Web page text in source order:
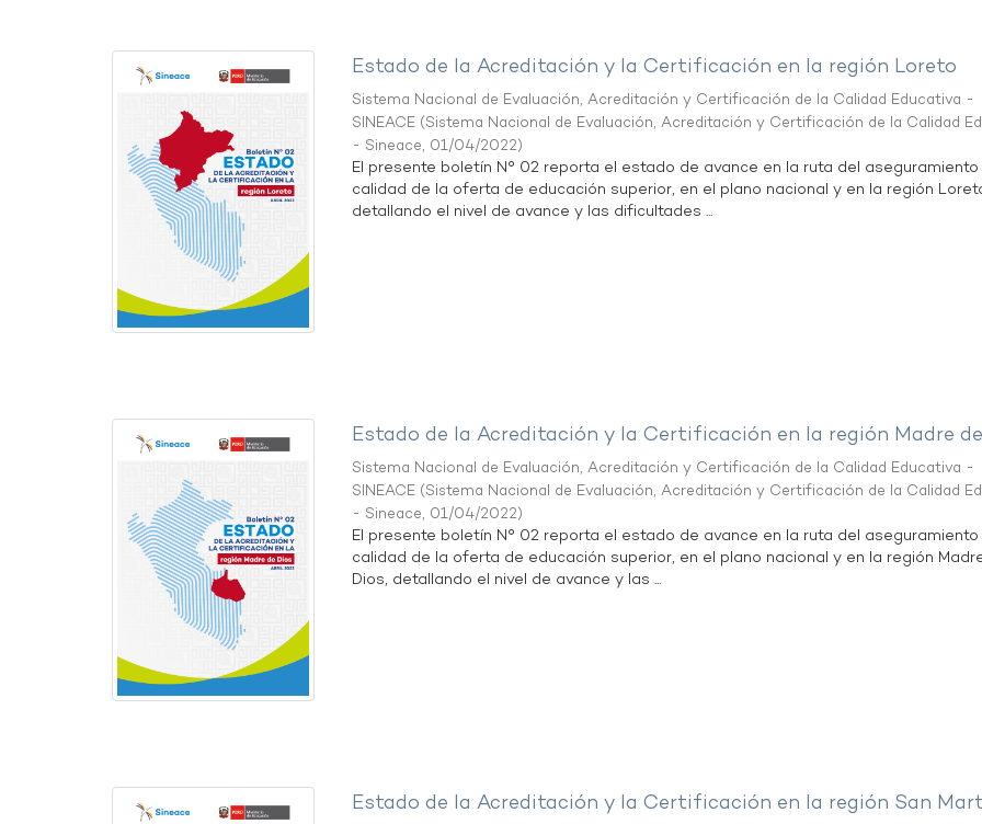
Estado de la Acreditación y la Certificación en la región Loreto
Sistema Nacional de Evaluación, Acreditación y Certificación de la Calidad Educativa -
SINEACE (Sistema Nacional de Evaluación, Acreditación y Certificación de la Calidad
- Sineace, 01/04/2022)
El presente boletín N° 02 reporta el estado de avance en la ruta del
calidad de la oferta de educación superior, en el plano nacional y en la región
detallando el nivel de avance y las dificultades ...
Estado de la Acreditación y la Certificación en la región Madre
Sistema Nacional de Evaluación, Acreditación y Certificación de la Calidad Educativa -
SINEACE (Sistema Nacional de Evaluación, Acreditación y Certificación de la Calidad
- Sineace, 01/04/2022)
El presente boletín N° 02 reporta el estado de avance en la ruta del
calidad de la oferta de educación superior, en el plano nacional y en la región
Dios, detallando el nivel de avance y las ...
Estado de la Acreditación y la Certificación en la región San